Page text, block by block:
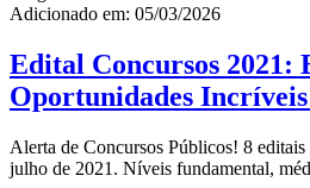
Adicionado em: 05/03/2026
Edital Concursos 2021:
Oportunidades
Alerta de Concursos Públicos! 8
julho de 2021. Níveis fundamental,